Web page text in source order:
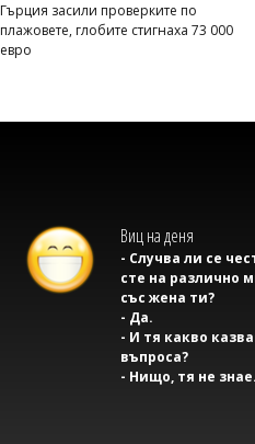
Гърция засили проверките по
плажовете, глобите стигнаха 73 000
евро
Виц на деня
- Случва ли се
сте на различно
със жена ти?
- Да.
- И тя какво
въпроса?
- Нищо, тя не знае.